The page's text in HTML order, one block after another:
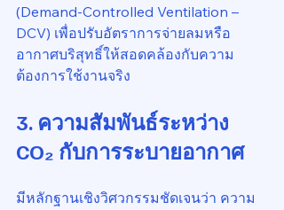
(Demand-Controlled Ventilation –
DCV) เพื่อปรับอัตราการจ่ายลมหรือ
อากาศบริสุทธิ์ให้สอดคล้องกับความ
ต้องการใช้งานจริง
3. ความสัมพันธ์ระหว่าง
CO₂ กับการระบายอากาศ
มีหลักฐานเชิงวิศวกรรมชัดเจนว่า ความ